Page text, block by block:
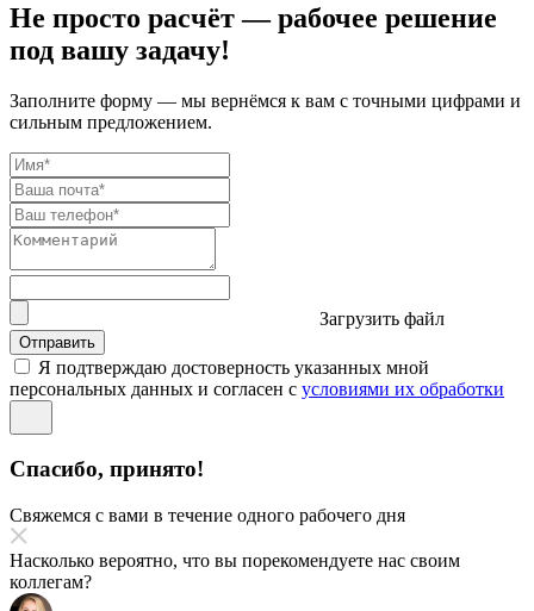
Не просто расчёт — рабочее решение
под вашу задачу!
Заполните форму — мы вернёмся к вам с точными цифрами и
сильным предложением.
Загрузить файл
Отправить
Я подтверждаю достоверность указанных мной
персональных данных и согласен с условиями их обработки
Спасибо, принято!
Свяжемся с вами в течение одного рабочего дня
Насколько вероятно, что вы порекомендуете нас своим
коллегам?